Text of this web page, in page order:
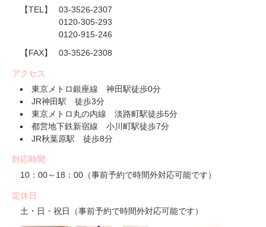
【TEL】
03-3526-2307
0120-305-293
0120-915-246
【FAX】
03-3526-2308
アクセス
東京メトロ銀座線 神田駅徒歩0分
JR神田駅 徒歩3分
東京メトロ丸の内線 淡路町駅徒歩5分
都営地下鉄新宿線 小川町駅徒歩7分
JR秋葉原駅 徒歩8分
対応時間
10：00～18：00（事前予約で時間外対応可能です）
定休日
土・日・祝日（事前予約で時間外対応可能です）